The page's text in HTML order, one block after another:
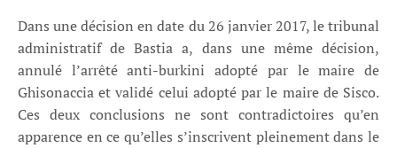
Dans une décision en date du 26 janvier 2017, le tribunal
administratif de Bastia a, dans une même décision,
annulé l’arrêté anti-burkini adopté par le maire de
Ghisonaccia et validé celui adopté par le maire de Sisco.
Ces deux conclusions ne sont contradictoires qu’en
apparence en ce qu’elles s’inscrivent pleinement dans le